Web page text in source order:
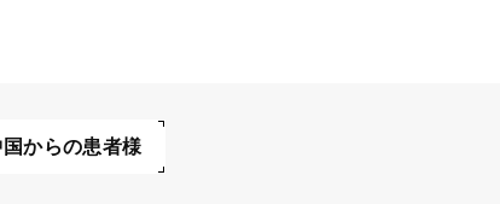
国からの患者様